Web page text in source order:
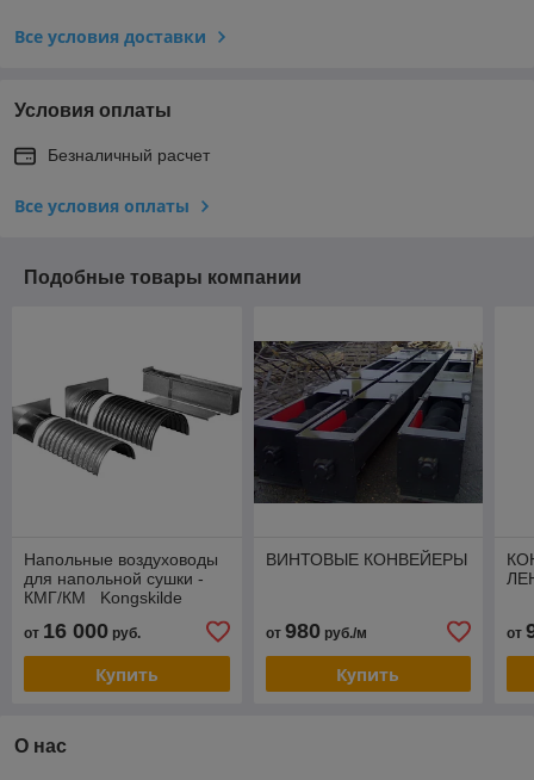
Все условия доставки
Условия оплаты
Безналичный расчет
Все условия оплаты
Подобные товары компании
Напольные воздуховоды
для напольной сушки -
КМГ/КМ Kongskilde
от 16 000 руб.
Купить
ВИНТОВЫЕ КОНВЕЙЕРЫ
от 980руб./м
Купить
от
О нас